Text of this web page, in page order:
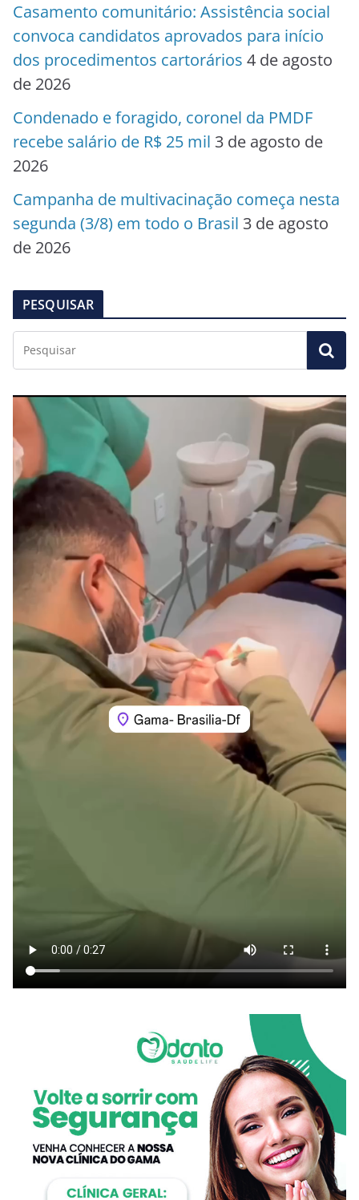
Casamento comunitário: Assistência social
convoca candidatos aprovados para início
dos procedimentos cartorários 4 de agosto
de 2026
Condenado e foragido, coronel da PMDF
recebe salário de R$ 25 mil 3 de agosto de
2026
Campanha de multivacinação começa nesta
segunda (3/8) em todo o Brasil 3 de agosto
de 2026
PESQUISAR